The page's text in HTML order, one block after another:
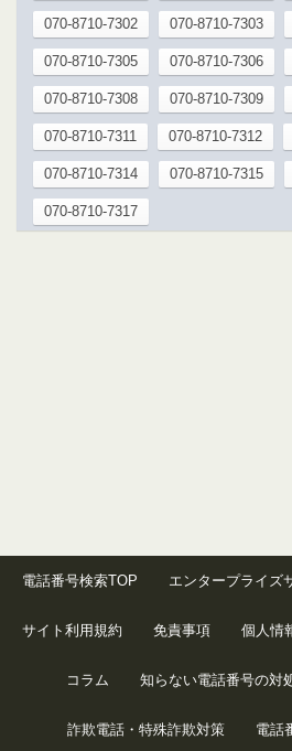
070-8710-7302 070-8710-7303
070-8710-7305 070-8710-7306
070-8710-7308 070-8710-7309
070-8710-7311 070-8710-7312
070-8710-7314 070-8710-7315
070-8710-7317
電話番号検索TOP エンタープライズ
サイト利用規約 免責事項 個人情
コラム 知らない電話番号の対
詐欺電話・特殊詐欺対策 電話